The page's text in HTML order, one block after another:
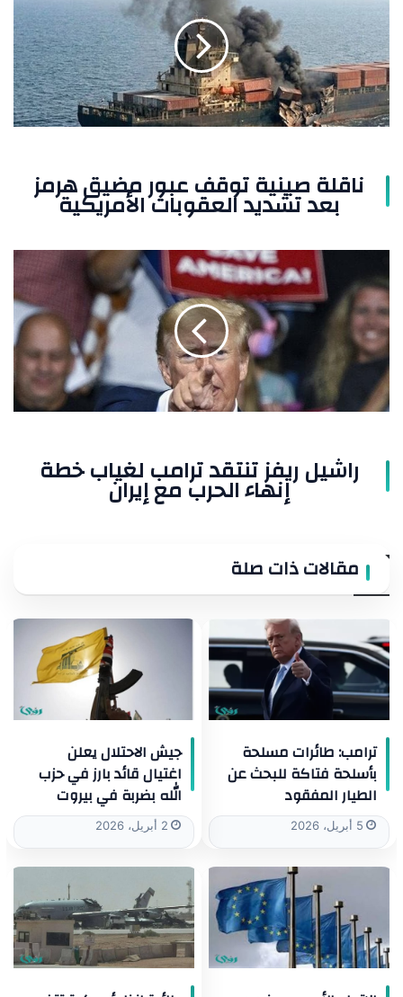
عبور
مضيق
هرمز
بعد
تشديد
العقوبات
ناقلة صينية توقف عبور مضيق هرمز
بعد تشديد العقوبات الأمريكية
ريفز
تنتقد
ترامب
لغياب
خطة
إنهاء
الحرب
مع
راشيل ريفز تنتقد ترامب لغياب خطة
إنهاء الحرب مع إيران
مقالات ذات صلة
ترامب: طائرات مسلحة
بأسلحة فتاكة للبحث عن
الطيار المفقود
5 أبريل، 2026
جيش الاحتلال يعلن
اغتيال قائد بارز في حزب
الله بضربة في بيروت
2 أبريل، 2026